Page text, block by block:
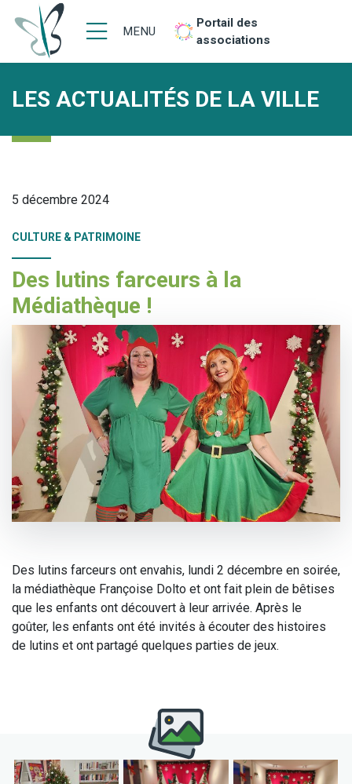
MENU
Portail des
associations
LES ACTUALITÉS DE LA VILLE
5 décembre 2024
CULTURE & PATRIMOINE
Des lutins farceurs à la
Médiathèque !
Des lutins farceurs ont envahis, lundi 2 décembre en soirée,
la médiathèque Françoise Dolto et ont fait plein de bêtises
que les enfants ont découvert à leur arrivée. Après le
goûter, les enfants ont été invités à écouter des histoires
de lutins et ont partagé quelques parties de jeux.